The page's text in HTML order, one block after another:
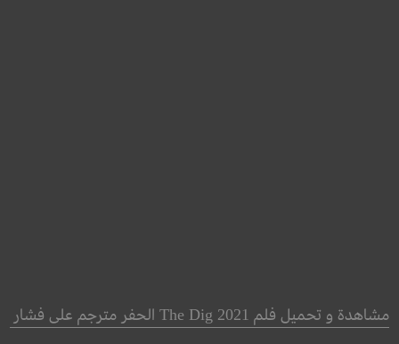
بينوكيو لعب الأطفال مشاهدة و تحميل فلم The Dig 2021 الحفر مترجم على فشار